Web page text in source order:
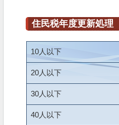
住民税年度更新処理
10人以下
20人以下
30人以下
40人以下